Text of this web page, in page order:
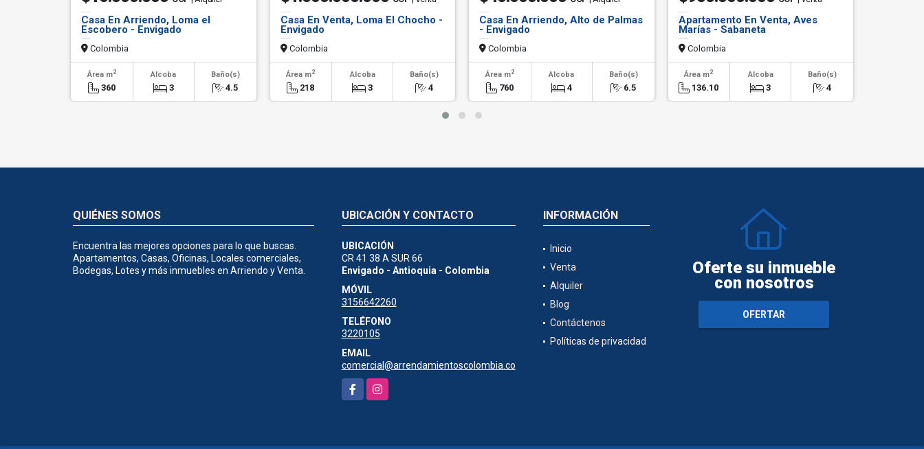
Casa En Arriendo, Loma el
Escobero - Envigado
Colombia
Área m2
360
Alcoba
3
Baño(s)
4.5
Casa En Venta, Loma El Chocho -
Envigado
Colombia
Área m2
218
Alcoba
3
Baño(s)
4
Casa En Arriendo, Alto de Palmas
- Envigado
Colombia
Área m2
760
Alcoba
4
Baño(s)
6.5
Apartamento En Venta, Aves
Marías - Sabaneta
Colombia
Área m2
136.10
Alcoba
3
Baño(s)
4
QUIÉNES SOMOS
Encuentra las mejores opciones para lo que buscas.
Apartamentos, Casas, Oficinas, Locales comerciales,
Bodegas, Lotes y más inmuebles en Arriendo y Venta.
UBICACIÓN Y CONTACTO
UBICACIÓN
CR 41 38 A SUR 66
Envigado - Antioquia - Colombia
MÓVIL
3156642260
TELÉFONO
3220105
EMAIL
comercial@arrendamientoscolombia.co
FacebookInstagram
INFORMACIÓN
Inicio
Venta
Alquiler
Blog
Contáctenos
Políticas de privacidad
Oferte su inmueble
con nosotros
OFERTAR